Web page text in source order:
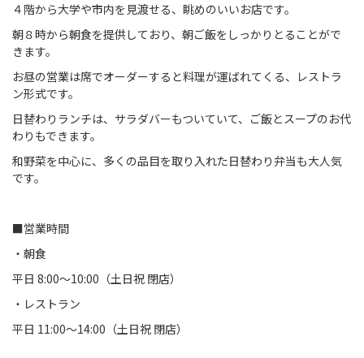
４階から大学や市内を見渡せる、眺めのいいお店です。
朝８時から朝食を提供しており、朝ご飯をしっかりとることがで
きます。
お昼の営業は席でオーダーすると料理が運ばれてくる、レストラ
ン形式です。
日替わりランチは、サラダバーもついていて、ご飯とスープのお代
わりもできます。
和野菜を中心に、多くの品目を取り入れた日替わり弁当も大人気
です。
■営業時間
・朝食
平日 8:00～10:00（土日祝 閉店）
・レストラン
平日 11:00～14:00（土日祝 閉店）